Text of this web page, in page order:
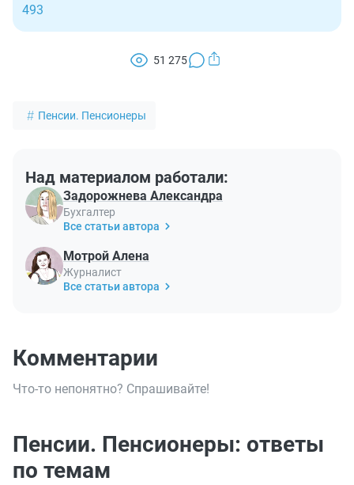
493
51 275
Пенсии. Пенсионеры
Над материалом работали:
Задорожнева Александра
Бухгалтер
Все статьи автора
Мотрой Алена
Журналист
Все статьи автора
Комментарии
Что-то непонятно? Спрашивайте!
Пенсии. Пенсионеры: ответы
по темам